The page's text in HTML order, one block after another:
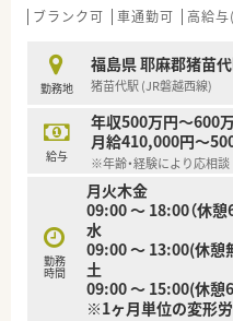
ブランク可 車通勤可 高給
勤務地
福島県 耶麻郡猪苗
猪苗代駅 (JR磐越西線)
給与
年収500万円～600
月給410,000円～
※年齢・経験により応相談
勤務
時間
月火木金
09:00 ～ 18:00（休憩
水
09:00 ～ 13:00(休憩
土
09:00 ～ 15:00(休憩
※1ヶ月単位の変形